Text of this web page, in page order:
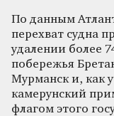
По данным
перехват судна
удалении более
побережья
Мурманск и, как
камерунский
флагом этого